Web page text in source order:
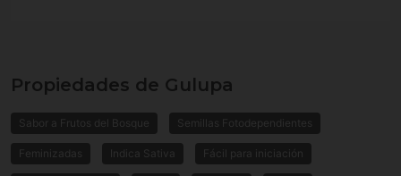
Propiedades de Gulupa
Sabor a Frutos del Bosque Semillas Fotodependientes
Feminizadas Indica Sativa Fácil para iniciación